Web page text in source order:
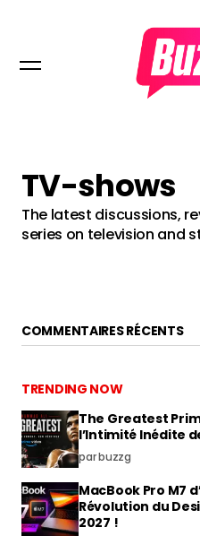
TV-shows
The latest discussions,
series on television and
COMMENTAIRES RÉCENTS
TRENDING NOW
The Greatest
l’Intimité Inédite
par buzzg
MacBook Pro M7
Révolution du
2027 !